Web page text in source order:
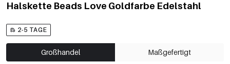
Halskette Beads Love Goldfarbe Edelstahl
2-5 TAGE
Großhandel Maßgefertigt